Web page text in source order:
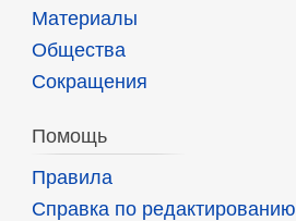
Материалы
Общества
Сокращения
Помощь
Правила
Справка по редактированию